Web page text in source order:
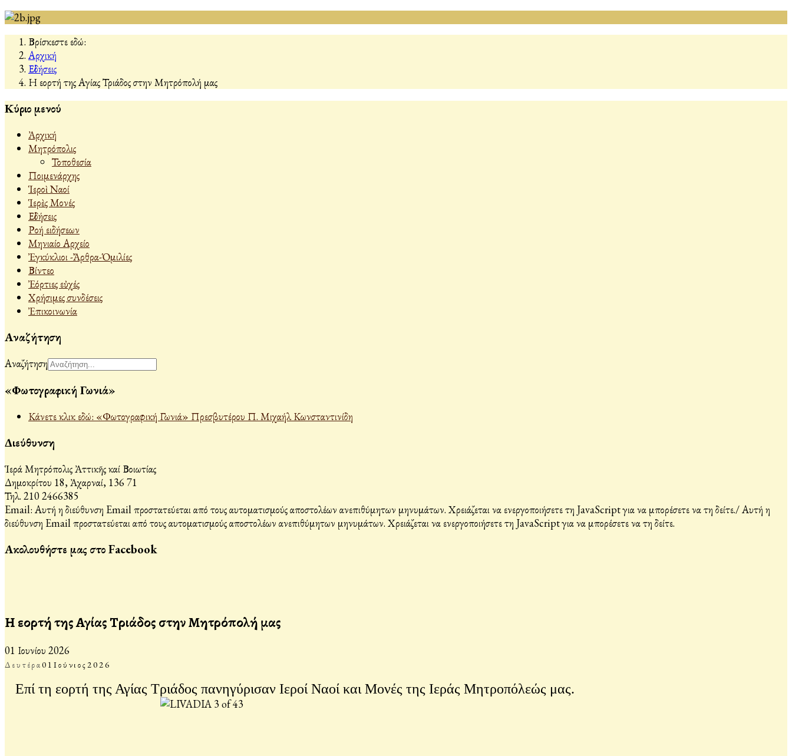
Βρίσκεστε εδώ:
Αρχική
Εἰδήσεις
Η εορτή της Αγίας Τριάδος στην Μητρόπολή μας
Κύριο μενού
Ἀρχική
Μητρόπολις
Τοποθεσία
Ποιμενάρχης
Ἱεροὶ Ναοί
Ἱερὲς Μονές
Εἰδήσεις
Ροή ειδήσεων
Μηνιαίο Αρχείο
Ἐγκύκλιοι -Ἄρθρα-Ὁμιλίες
Βίντεο
Ἐόρτιες εὐχές
Χρήσιμες συνδέσεις
Ἐπικοινωνία
Αναζήτηση
Αναζήτηση
«Φωτογραφική Γωνιά»
Κάνετε κλικ εδώ: «Φωτογραφική Γωνιά» Πρεσβυτέρου Π. Μιχαήλ Κωνσταντινίδη
Διεύθυνση
Ἱερά Μητρόπολις Ἀττικῆς καί Βοιωτίας
Δημοκρίτου 18, Ἀχαρναί, 136 71
Τηλ. 210 2466385
Email: Αυτή η διεύθυνση Email προστατεύεται από τους αυτοματισμούς αποστολέων ανεπιθύμητων μηνυμάτων. Χρειάζεται να ενεργοποιήσετε τη JavaScript για να μπορέσετε να τη δείτε./Αυτή η
διεύθυνση Email προστατεύεται από τους αυτοματισμούς αποστολέων ανεπιθύμητων μηνυμάτων. Χρειάζεται να ενεργοποιήσετε τη JavaScript για να μπορέσετε να τη δείτε.
Ακολουθήστε μας στο Facebook
Η εορτή της Αγίας Τριάδος στην Μητρόπολή μας
01 Ιουνίου 2026
Δευτέρα01 Ιούνιος2026
Επί τη εορτή της Αγίας Τριάδος πανηγύρισαν Ιεροί Ναοί και Μονές της Ιεράς Μητροπόλεώς μας.